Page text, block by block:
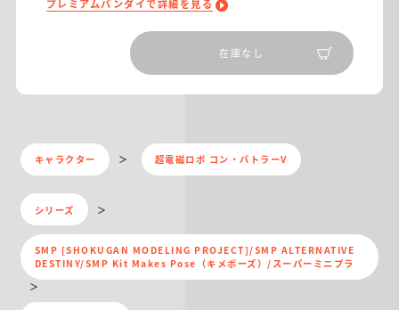
プレミアムバンダイで詳細を見る
在庫なし
キャラクター 超電磁ロボ コン・バトラーV
シリーズ
SMP [SHOKUGAN MODELING PROJECT]/SMP ALTERNATIVE
DESTINY/SMP Kit Makes Pose（キメポーズ）/スーパーミニプラ